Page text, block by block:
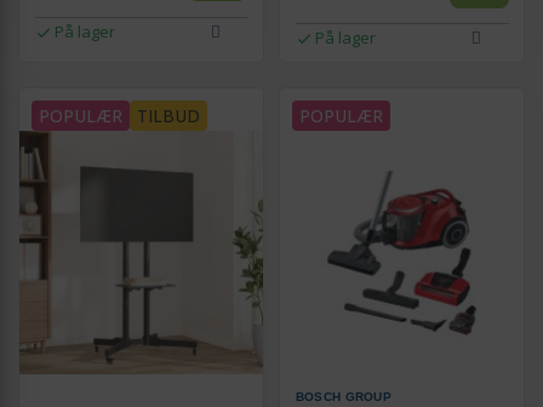
På lager På lager
POPULÆR TILBUD POPULÆR
BOSCH GROUP